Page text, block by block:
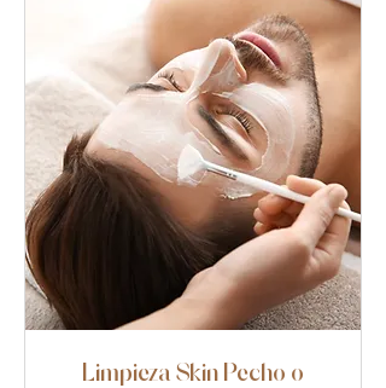
Limpieza Skin Pecho o